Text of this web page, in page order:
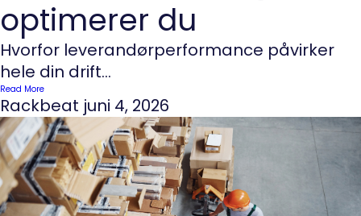
optimerer du
Hvorfor leverandørperformance påvirker
hele din drift...
Read More
Rackbeat juni 4, 2026